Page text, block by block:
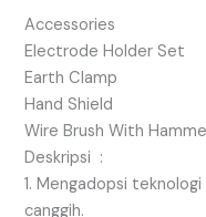
Accessories
Electrode Holder Set
Earth Clamp
Hand Shield
Wire Brush With
Deskripsi :
1. Mengadopsi
canggih.